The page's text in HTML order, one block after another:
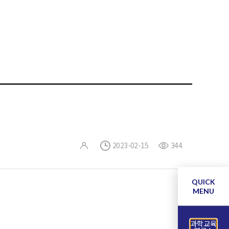
2023-02-15 344
QUICK
MENU
과학교육